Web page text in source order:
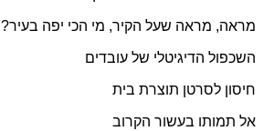
מראה, מראה שעל הקיר, מי הכי יפה בעיר?
השכפול הדיגיטלי של עובדים
חיסון לסרטן תוצרת בית
אל תמותו בעשור הקרוב